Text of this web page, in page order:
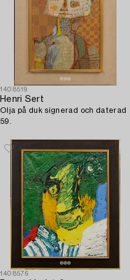
1408519
Henri Sert
Olja på duk signerad och daterad
59.
1408576